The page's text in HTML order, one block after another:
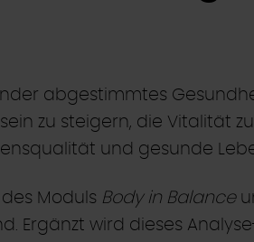
abgestimmtes
zu steigern, die Vitalität
und gesunde
Moduls Body in Balance
Ergänzt wird dieses